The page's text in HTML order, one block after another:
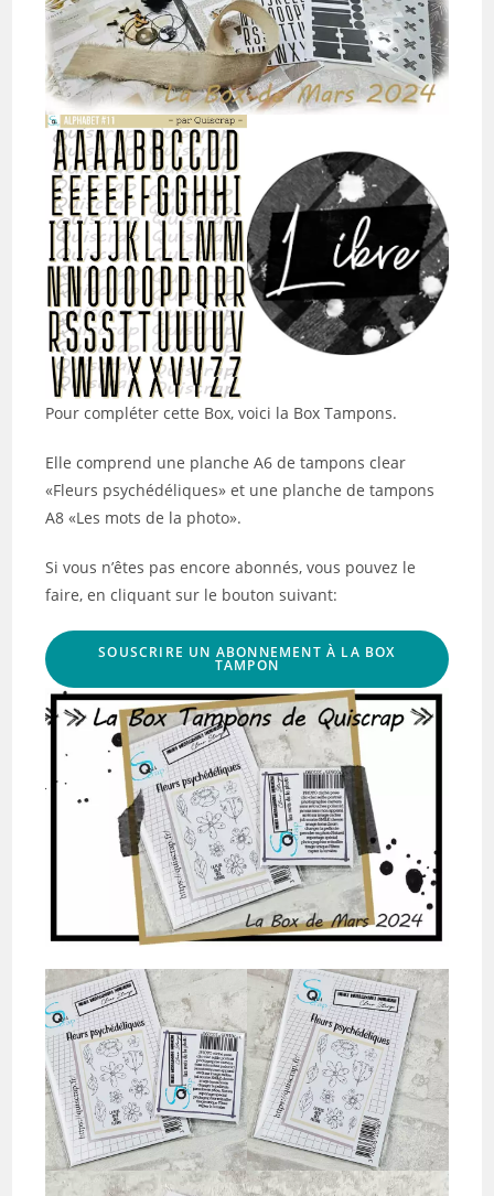
Pour compléter cette Box, voici la Box Tampons.
Elle comprend une planche A6 de tampons clear
«Fleurs psychédéliques» et une planche de tampons
A8 «Les mots de la photo».
Si vous n’êtes pas encore abonnés, vous pouvez le
faire, en cliquant sur le bouton suivant:
SOUSCRIRE UN ABONNEMENT À LA BOX
TAMPON